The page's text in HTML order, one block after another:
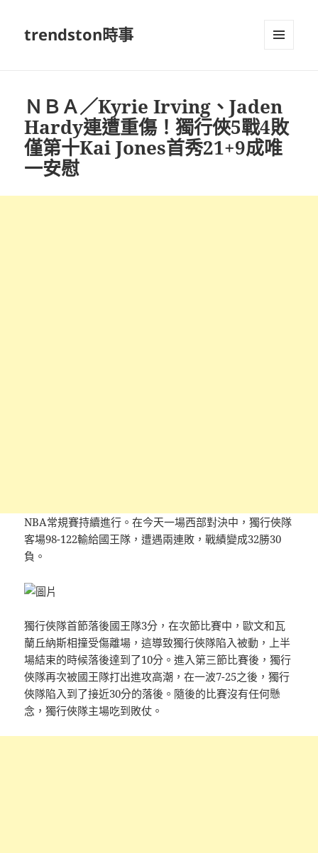
trendston時事
ＮＢＡ／Kyrie Irving、Jaden
Hardy連遭重傷！獨行俠5戰4敗
僅第十Kai Jones首秀21+9成唯
一安慰
NBA常規賽持續進行。在今天一場西部對決中，獨行俠隊
客場98-122輸給國王隊，遭遇兩連敗，戰績變成32勝30
負。
獨行俠隊首節落後國王隊3分，在次節比賽中，歐文和瓦
蘭丘納斯相撞受傷離場，這導致獨行俠隊陷入被動，上半
場結束的時候落後達到了10分。進入第三節比賽後，獨行
俠隊再次被國王隊打出進攻高潮，在一波7-25之後，獨行
俠隊陷入到了接近30分的落後。隨後的比賽沒有任何懸
念，獨行俠隊主場吃到敗仗。